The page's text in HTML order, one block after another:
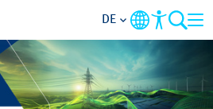
MARKETS
DE